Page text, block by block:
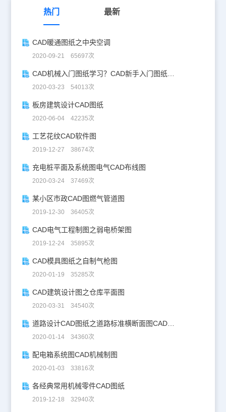
热门 最新
CAD暖通图纸之中央空调
2020-09-21 65697次
CAD机械入门图纸学习？CAD新手入门图纸练习
2020-03-23 54013次
板房建筑设计CAD图纸
2020-06-04 42235次
工艺花纹CAD软件图
2019-12-27 38674次
充电桩平面及系统图电气CAD布线图
2020-03-24 37469次
某小区市政CAD图燃气管道图
2019-12-30 36405次
CAD电气工程制图之弱电桥架图
2019-12-24 35895次
CAD模具图纸之自制气枪图
2020-01-19 35285次
CAD建筑设计图之仓库平面图
2020-03-31 34540次
道路设计CAD图纸之道路标准横断面图CAD图纸
2020-01-14 34360次
配电箱系统图CAD机械制图
2020-01-03 33816次
各经典常用机械零件CAD图纸
2019-12-18 32940次